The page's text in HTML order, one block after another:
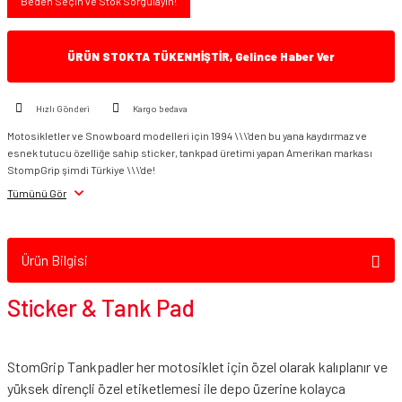
ÜRÜN STOKTA TÜKENMİŞTİR, Gelince Haber Ver
Hızlı Gönderi Kargo bedava
Motosikletler ve Snowboard modelleri için 1994 \\\'den bu yana kaydırmaz ve
esnek tutucu özelliğe sahip sticker, tankpad üretimi yapan Amerikan markası
StompGrip şimdi Türkiye \\\'de!
Tümünü Gör
Ürün Bilgisi
Sticker & Tank Pad
StomGrip Tankpadler her motosiklet için özel olarak kalıplanır ve
yüksek dirençli özel etiketlemesi ile depo üzerine kolayca